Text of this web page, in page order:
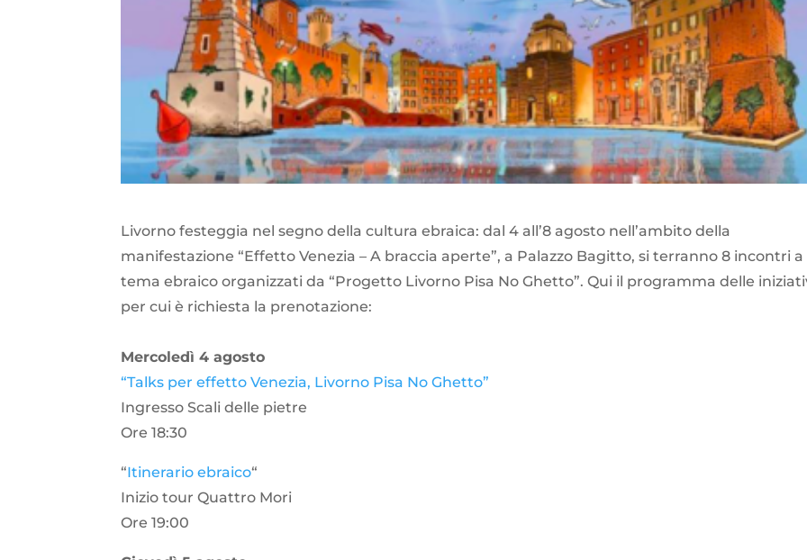
Livorno festeggia nel segno della cultura ebraica: dal 4 all’8 agosto nell’ambito della
manifestazione “Effetto Venezia – A braccia aperte”, a Palazzo Bagitto, si terranno 8 incontri a
tema ebraico organizzati da “Progetto Livorno Pisa No Ghetto”. Qui il programma delle
per cui è richiesta la prenotazione:
Mercoledì 4 agosto
“Talks per effetto Venezia, Livorno Pisa No Ghetto”
Ingresso Scali delle pietre
Ore 18:30
“Itinerario ebraico“
Inizio tour Quattro Mori
Ore 19:00